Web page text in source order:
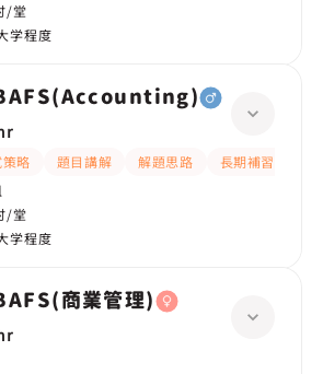
/堂
学程度
略 題目講解 解題思路 長期補習
/堂
学程度
商業管理)